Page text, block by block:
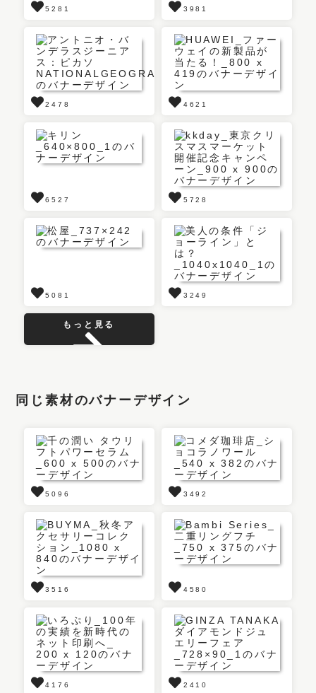
5281 3981
2478 4621
6527 5728
5081 3249
もっと見る
同じ素材のバナーデザイン
5096 3492
3516 4580
4176 2410